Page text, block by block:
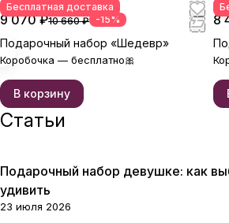
Бесплатная доставка
9 070 ₽10 660 ₽ -15%
Подарочный набор «Шедевр»
Коробочка — бесплатно🎀
В корзину
8
Статьи
Сладкие подарки
Подарочный набор девушке: как
удивить
23 июля 2026